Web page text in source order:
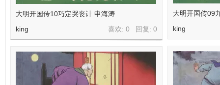
大明开国传10巧定哭丧计 申海涛
喜欢: 0 回复: 0
king
大明开国传09
king